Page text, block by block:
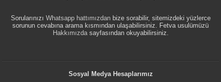
Sorularınızı Whatsapp hattımızdanbize sorabilir, sitemizdeki yüzlerce
sorunun cevabına arama kısmından ulaşabilirsiniz. Fetva usulümüzü
Hakkımızdasayfasından okuyabilirsiniz.
Sosyal Medya Hesaplarımız